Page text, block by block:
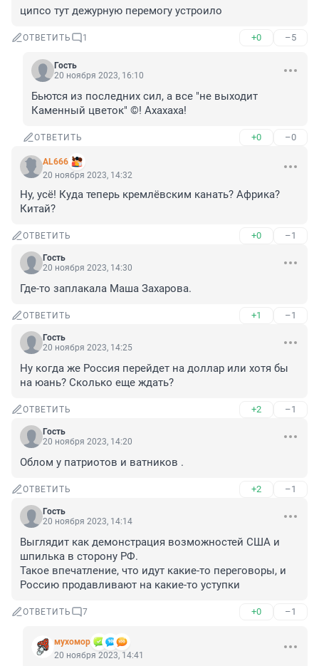
ципсо тут дежурную перемогу устроило
ОТВЕТИТЬ 1 +0 –5
Гость
20 ноября 2023, 16:10
Бьются из последних сил, а все "не выходит
Каменный цветок" ©! Ахахаха!
ОТВЕТИТЬ +0 –0
AL666
20 ноября 2023, 14:32
Ну, усё! Куда теперь кремлёвским канать? Африка?
Китай?
ОТВЕТИТЬ +0 –1
Гость
20 ноября 2023, 14:30
Где-то заплакала Маша Захарова.
ОТВЕТИТЬ +1 –1
Гость
20 ноября 2023, 14:25
Ну когда же Россия перейдет на доллар или хотя бы
на юань? Сколько еще ждать?
ОТВЕТИТЬ +2 –1
Гость
20 ноября 2023, 14:20
Облом у патриотов и ватников .
ОТВЕТИТЬ +2 –1
Гость
20 ноября 2023, 14:14
Выглядит как демонстрация возможностей США и
шпилька в сторону РФ.
Такое впечатление, что идут какие-то переговоры, и
Россию продавливают на какие-то уступки
ОТВЕТИТЬ 7 +0 –1
мухомор
20 ноября 2023, 14:41